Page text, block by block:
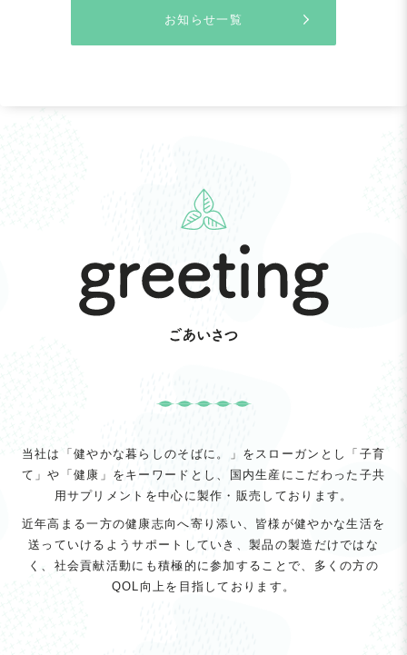
お知らせ一覧
当社は「健やかな暮らしのそばに。」をスローガンとし「子育
て」や「健康」をキーワードとし、国内生産にこだわった子共
用サプリメントを中心に製作・販売しております。
近年高まる一方の健康志向へ寄り添い、皆様が健やかな生活を
送っていけるようサポートしていき、製品の製造だけではな
く、社会貢献活動にも積極的に参加することで、多くの方の
QOL向上を目指しております。